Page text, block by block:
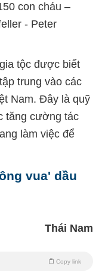
con cháu –
- Peter
tộc được biết
trung vào các
Nam. Đây là quỹ
tăng cường tác
làm việc để
vua' dầu
Thái Nam
Copy link